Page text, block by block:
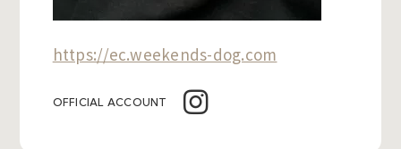
https://ec.weekends-dog.com
OFFICIAL ACCOUNT